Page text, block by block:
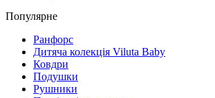
Популярне
Ранфорс
Дитяча колекція Viluta Baby
Ковдри
Подушки
Рушники